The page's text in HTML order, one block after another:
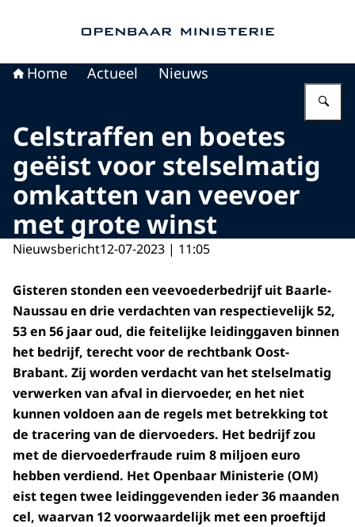
Home Actueel Nieuws
Celstraffen en boetes
geëist voor stelselmatig
omkatten van veevoer
met grote winst
Nieuwsbericht12-07-2023 | 11:05
Gisteren stonden een veevoederbedrijf uit Baarle-
Naussau en drie verdachten van respectievelijk 52,
53 en 56 jaar oud, die feitelijke leidinggaven binnen
het bedrijf, terecht voor de rechtbank Oost-
Brabant. Zij worden verdacht van het stelselmatig
verwerken van afval in diervoeder, en het niet
kunnen voldoen aan de regels met betrekking tot
de tracering van de diervoeders. Het bedrijf zou
met de diervoederfraude ruim 8 miljoen euro
hebben verdiend. Het Openbaar Ministerie (OM)
eist tegen twee leidinggevenden ieder 36 maanden
cel, waarvan 12 voorwaardelijk met een proeftijd